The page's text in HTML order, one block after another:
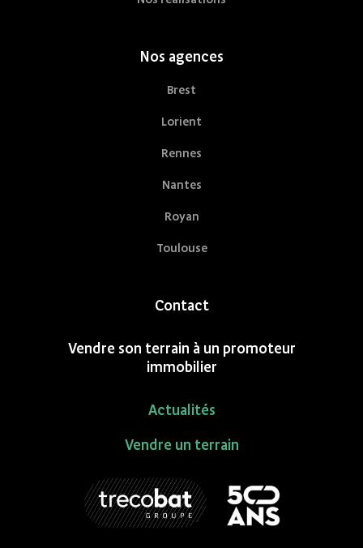
Nos agences
Brest
Lorient
Rennes
Nantes
Royan
Toulouse
Contact
Vendre son terrain à un promoteur
immobilier
Actualités
Vendre un terrain